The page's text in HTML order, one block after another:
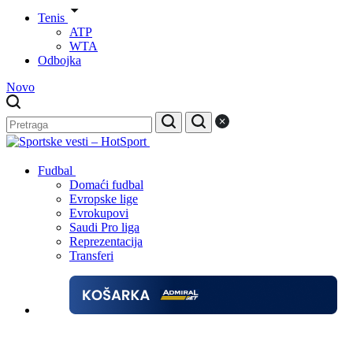
Tenis
ATP
WTA
Odbojka
Novo
Fudbal
Domaći fudbal
Evropske lige
Evrokupovi
Saudi Pro liga
Reprezentacija
Transferi